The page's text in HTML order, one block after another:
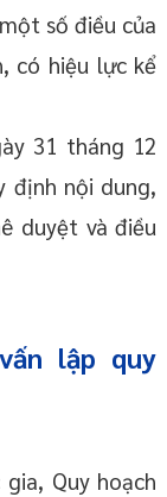
số điều của
có hiệu lực kể
31 tháng 12
định nội dung,
duyệt và điều
lập quy
Quy hoạch